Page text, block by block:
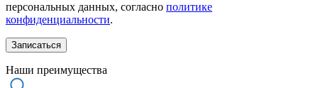
персональных данных, согласно политике
конфиденциальности.
Наши преимущества